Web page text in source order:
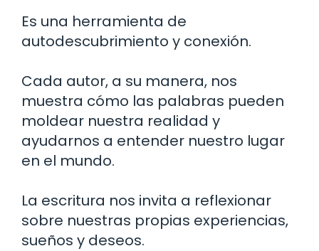
Es una herramienta de
autodescubrimiento y conexión.
Cada autor, a su manera, nos
muestra cómo las palabras pueden
moldear nuestra realidad y
ayudarnos a entender nuestro lugar
en el mundo.
La escritura nos invita a reflexionar
sobre nuestras propias experiencias,
sueños y deseos.